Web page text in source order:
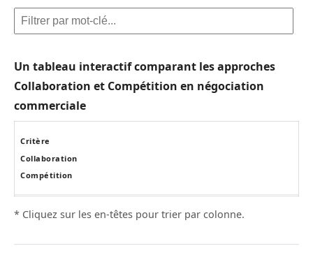
Un tableau interactif comparant les approches
Collaboration et Compétition en négociation
commerciale
Critère
Collaboration
Compétition
* Cliquez sur les en-têtes pour trier par colonne.